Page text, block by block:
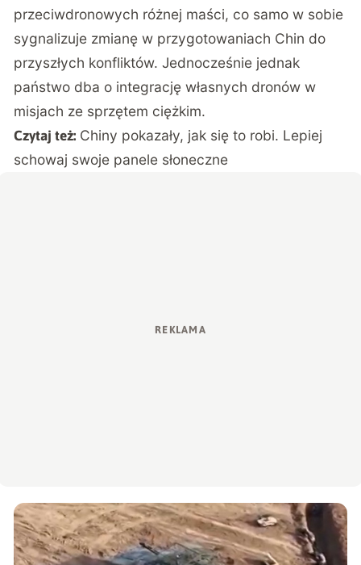
przeciwdronowych różnej maści, co samo w sobie
sygnalizuje zmianę w przygotowaniach Chin do
przyszłych konfliktów. Jednocześnie jednak
państwo dba o integrację własnych dronów w
misjach ze sprzętem ciężkim.
Czytaj też: Chiny pokazały, jak się to robi. Lepiej
schowaj swoje panele słoneczne